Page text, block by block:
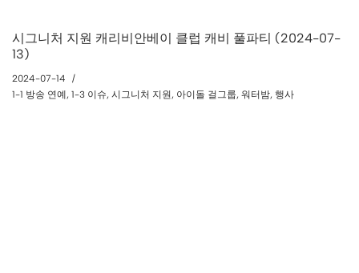
시그니처 지원 캐리비안베이 클럽 캐비 풀파티 (2024-07-
13)
2024-07-14
1-1 방송 연예, 1-3 이슈, 시그니처 지원, 아이돌 걸그룹, 워터밤, 행사